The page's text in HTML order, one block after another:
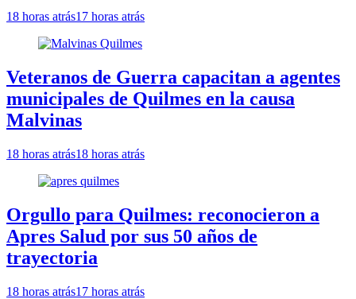
18 horas atrás17 horas atrás
Veteranos de Guerra capacitan a agentes
municipales de Quilmes en la causa
Malvinas
18 horas atrás18 horas atrás
Orgullo para Quilmes: reconocieron a
Apres Salud por sus 50 años de
trayectoria
18 horas atrás17 horas atrás